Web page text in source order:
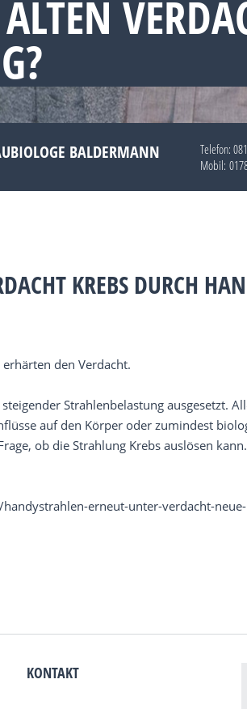
BALDERMANN Telefon:
Mobil:
KREBS DURCH
den Verdacht.
Strahlenbelastung ausgesetzt.
auf den Körper oder zumindest
ob die Strahlung Krebs auslösen
erneut-unter-verdacht-
KONTAKT